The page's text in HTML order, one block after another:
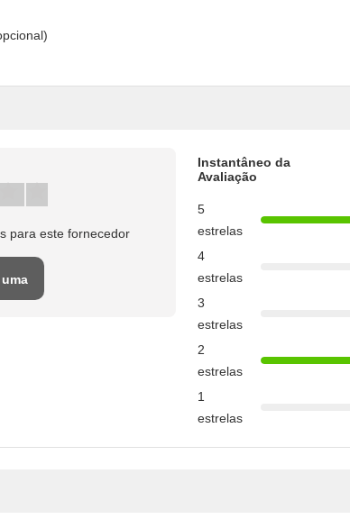
para este fornecedor
Instantâneo da
Avaliação
5
estrelas
4
estrelas
3
estrelas
2
estrelas
1
estrelas